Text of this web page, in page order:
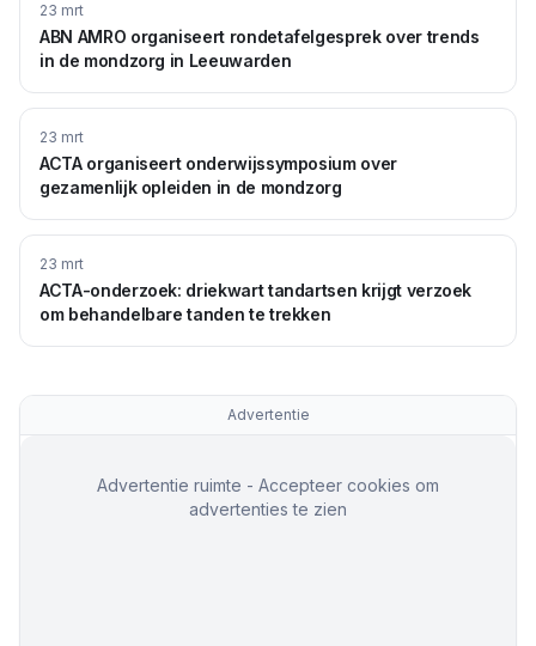
23 mrt
ABN AMRO organiseert rondetafelgesprek over trends
in de mondzorg in Leeuwarden
23 mrt
ACTA organiseert onderwijssymposium over
gezamenlijk opleiden in de mondzorg
23 mrt
ACTA-onderzoek: driekwart tandartsen krijgt verzoek
om behandelbare tanden te trekken
Advertentie
Advertentie ruimte - Accepteer cookies om
advertenties te zien